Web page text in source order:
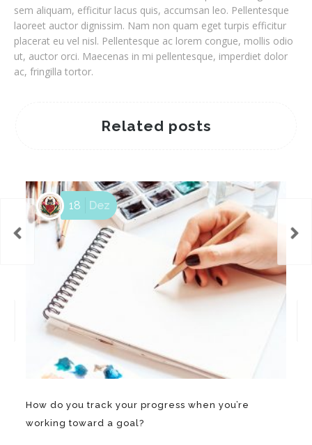
sem aliquam, efficitur lacus quis, accumsan leo. Pellentesque
laoreet auctor dignissim. Nam non quam eget turpis efficitur
placerat eu vel nisl. Pellentesque ac lorem congue, mollis odio
ut, auctor orci. Maecenas in mi pellentesque, imperdiet dolor
ac, fringilla tortor.
Related posts
How do you track your progress when you’re
working toward a goal?
18 Dez